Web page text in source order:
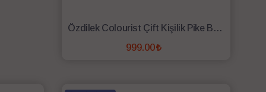
Özdilek Colourist Çift Kişilik Pike Beyaz
999.00